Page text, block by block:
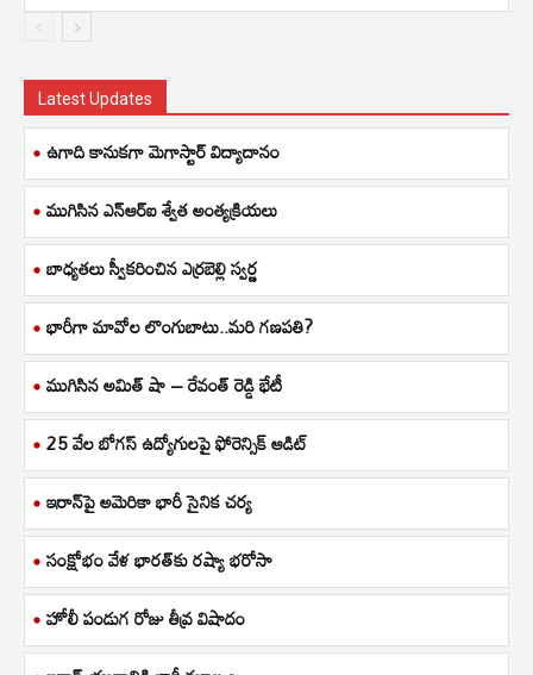
Latest Updates
ఉగాది కానుకగా మెగాస్టార్ విద్యాదానం
ముగిసిన ఎన్ఆర్ఐ శ్వేత అంత్యక్రియలు
బాధ్యతలు స్వీకరించిన ఎర్రబెల్లి స్వర్ణ
భారీగా మావోల లొంగుబాటు..మరి గణపతి?
ముగిసిన అమిత్ షా – రేవంత్ రెడ్డి భేటీ
25 వేల బోగస్ ఉద్యోగులపై ఫోరెన్సిక్ ఆడిట్
ఇరాన్‌పై అమెరికా భారీ సైనిక చర్య
సంక్షోభం వేళ భారత్‌కు రష్యా భరోసా
హోలీ పండుగ రోజు తీవ్ర విషాదం